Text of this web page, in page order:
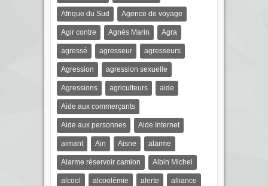
Afrique du Sud Agence de voyage
Agir contre Agnès Marin Agra
agressé agresseur agresseurs
Agression agression sexuelle
Agressions agriculteurs aide
Aide aux commerçants
Aide aux personnes Aide Internet
aimant Ain Aisne alarme
Alarme réservoir camion Albin Michel
alcool alcoolémie alerte alliance